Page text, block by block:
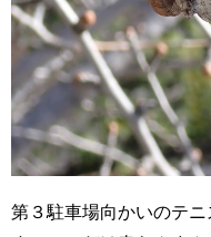
第３駐車場向かいのテ